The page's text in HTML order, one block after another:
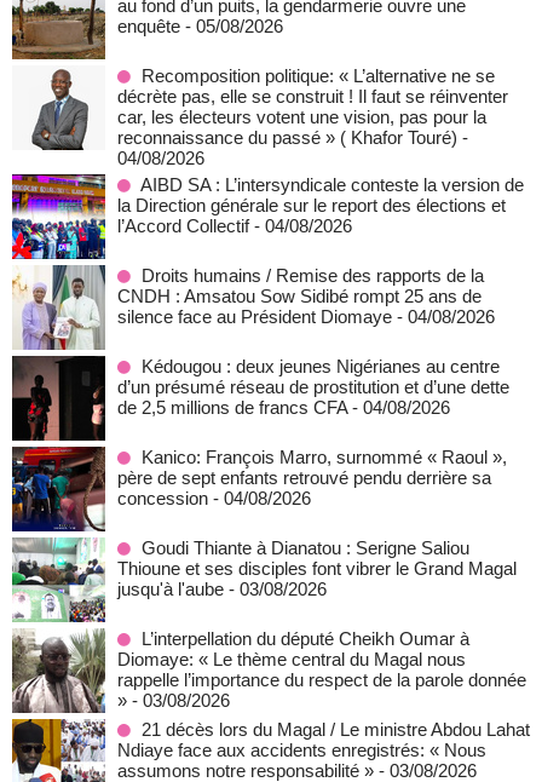
au fond d’un puits, la gendarmerie ouvre une
enquête - 05/08/2026
Recomposition politique: « L’alternative ne se
décrète pas, elle se construit ! Il faut se réinventer
car, les électeurs votent une vision, pas pour la
reconnaissance du passé » ( Khafor Touré) -
04/08/2026
AIBD SA : L’intersyndicale conteste la version de
la Direction générale sur le report des élections et
l’Accord Collectif - 04/08/2026
Droits humains / Remise des rapports de la
CNDH : Amsatou Sow Sidibé rompt 25 ans de
silence face au Président Diomaye - 04/08/2026
Kédougou : deux jeunes Nigérianes au centre
d’un présumé réseau de prostitution et d’une dette
de 2,5 millions de francs CFA - 04/08/2026
Kanico: François Marro, surnommé « Raoul »,
père de sept enfants retrouvé pendu derrière sa
concession - 04/08/2026
Goudi Thiante à Dianatou : Serigne Saliou
Thioune et ses disciples font vibrer le Grand Magal
jusqu'à l'aube - 03/08/2026
L’interpellation du député Cheikh Oumar à
Diomaye: « Le thème central du Magal nous
rappelle l’importance du respect de la parole donnée
» - 03/08/2026
21 décès lors du Magal / Le ministre Abdou Lahat
Ndiaye face aux accidents enregistrés: « Nous
assumons notre responsabilité » - 03/08/2026